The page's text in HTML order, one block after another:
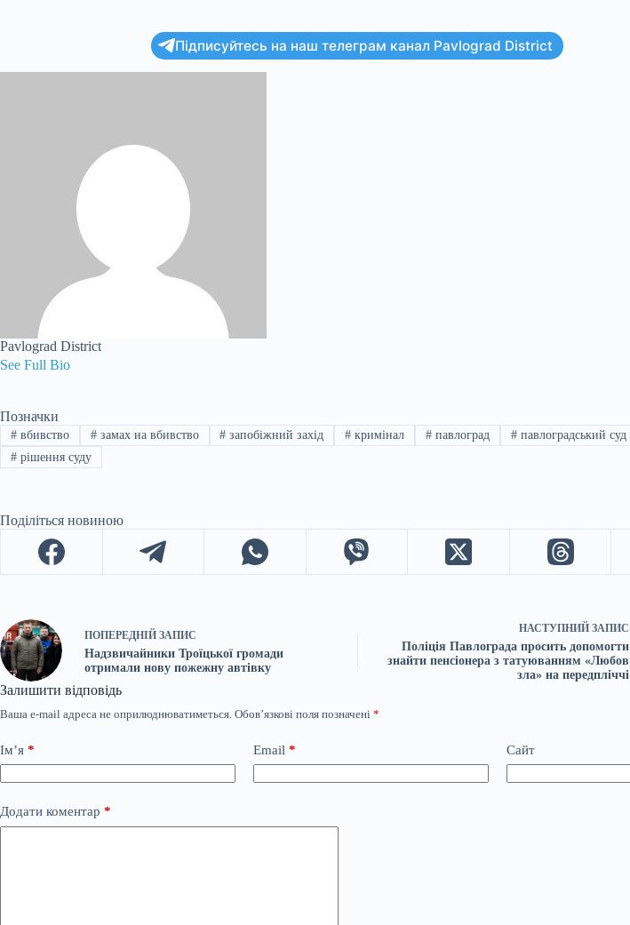
Підписуйтесь на наш телеграм канал Pavlograd District
Pavlograd District
See Full Bio
Позначки
#вбивство #замах на вбивство # запобіжний захід # кримінал # павлоград #павлоградський суд
#рішення суду
Поділіться новиною
ПОПЕРЕДНІЙ ЗАПИС
Надзвичайники Троїцької громади
отримали нову пожежну автівку
НАСТУПНИЙ ЗАПИС
Поліція Павлограда просить допомогти
знайти пенсіонера з татуюванням «Любов
зла» на передпліччі
Залишити відповідь
Ваша e-mail адреса не оприлюднюватиметься. Обов’язкові поля позначені *
Ім’я * Email * Сайт
Додати коментар *